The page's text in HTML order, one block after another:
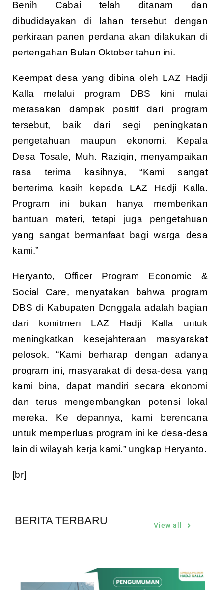
Benih Cabai telah ditanam dan
dibudidayakan di lahan tersebut dengan
perkiraan panen perdana akan dilakukan di
pertengahan Bulan Oktober tahun ini.
Keempat desa yang dibina oleh LAZ Hadji
Kalla melalui program DBS kini mulai
merasakan dampak positif dari program
tersebut, baik dari segi peningkatan
pengetahuan maupun ekonomi. Kepala
Desa Tosale, Muh. Raziqin, menyampaikan
rasa terima kasihnya, “Kami sangat
berterima kasih kepada LAZ Hadji Kalla.
Program ini bukan hanya memberikan
bantuan materi, tetapi juga pengetahuan
yang sangat bermanfaat bagi warga desa
kami.”
Heryanto, Officer Program Economic &
Social Care, menyatakan bahwa program
DBS di Kabupaten Donggala adalah bagian
dari komitmen LAZ Hadji Kalla untuk
meningkatkan kesejahteraan masyarakat
pelosok. “Kami berharap dengan adanya
program ini, masyarakat di desa-desa yang
kami bina, dapat mandiri secara ekonomi
dan terus mengembangkan potensi lokal
mereka. Ke depannya, kami berencana
untuk memperluas program ini ke desa-desa
lain di wilayah kerja kami.” ungkap Heryanto.
[br]
BERITA TERBARU View all